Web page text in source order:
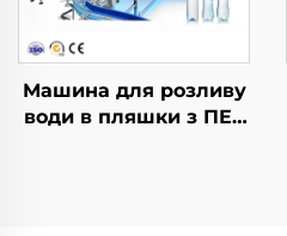
Машина для розливу
води в пляшки з ПЕТ